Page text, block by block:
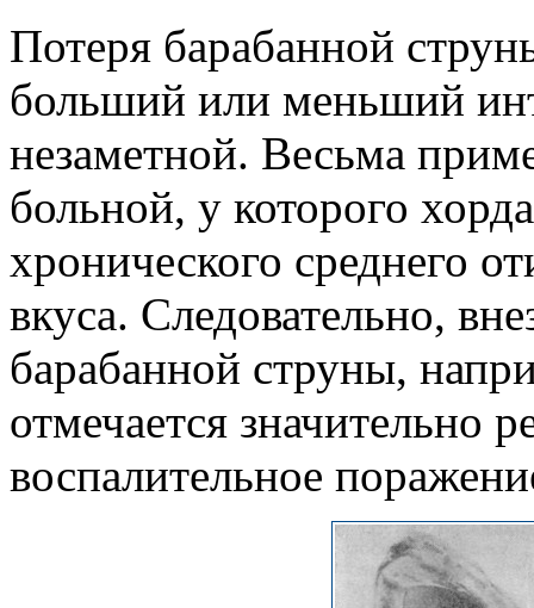
Потеря барабанной
больший или меньший
незаметной. Весьма
больной, у которого
хронического среднего
вкуса. Следовательно,
барабанной струны,
отмечается значительно
воспалительное